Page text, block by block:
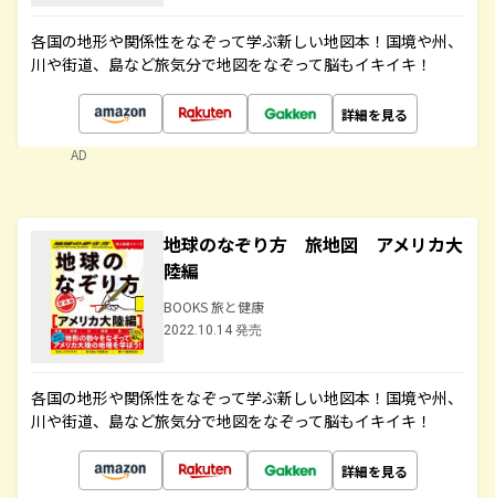
各国の地形や関係性をなぞって学ぶ新しい地図本！国境や州、
川や街道、島など旅気分で地図をなぞって脳もイキイキ！
詳細を見る
AD
地球のなぞり方 旅地図 アメリカ大
陸編
BOOKS 旅と健康
2022.10.14 発売
各国の地形や関係性をなぞって学ぶ新しい地図本！国境や州、
川や街道、島など旅気分で地図をなぞって脳もイキイキ！
詳細を見る